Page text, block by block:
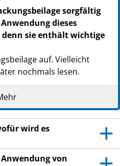
sorgfältig
dieses
sie enthält wichtige
auf. Vielleicht
nochmals lesen.
haben, wenden Sie sich
Ihnen persönlich
es nicht an Dritte weiter.
schaden, auch wenn
haben wie Sie.
wird es
von